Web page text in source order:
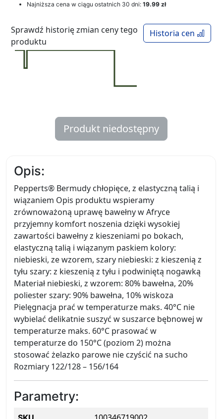
Najniższa cena w ciągu ostatnich 30 dni: 19.99 zł
Historia cen
Sprawdź historię zmian ceny tego
produktu
Produkt niedostępny
Opis:
Pepperts® Bermudy chłopięce, z elastyczną talią i
wiązaniem Opis produktu wspieramy
zrównoważoną uprawę bawełny w Afryce
przyjemny komfort noszenia dzięki wysokiej
zawartości bawełny z kieszeniami po bokach,
elastyczną talią i wiązanym paskiem kolory:
niebieski, ze wzorem, szary niebieski: z kieszenią z
tyłu szary: z kieszenią z tyłu i podwiniętą nogawką
Materiał niebieski, z wzorem: 80% bawełna, 20%
poliester szary: 90% bawełna, 10% wiskoza
Pielęgnacja prać w temperaturze maks. 40°C nie
wybielać delikatnie suszyć w suszarce bębnowej w
temperaturze maks. 60°C prasować w
temperaturze do 150°C (poziom 2) można
stosować żelazko parowe nie czyścić na sucho
Rozmiary 122/128 – 156/164
Parametry: